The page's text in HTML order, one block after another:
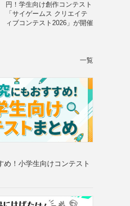
円！学生向け創作コンテスト
「サイゲームス クリエイテ
ィブコンテスト2026」が開催
一覧
め！小学生向けコンテスト